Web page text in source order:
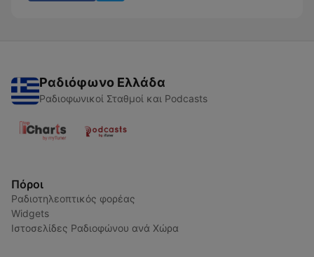
Ραδιόφωνο Ελλάδα
Ραδιοφωνικοί Σταθμοί και Podcasts
Πόροι
Ραδιοτηλεοπτικός φορέας
Widgets
Ιστοσελίδες Ραδιοφώνου ανά Χώρα